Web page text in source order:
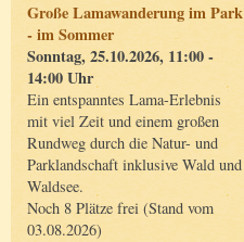
Große Lamawanderung im Park
- im Sommer
Sonntag, 25.10.2026, 11:00 -
14:00 Uhr
Ein entspanntes Lama-Erlebnis
mit viel Zeit und einem großen
Rundweg durch die Natur- und
Parklandschaft inklusive Wald und
Waldsee.
Noch 8 Plätze frei (Stand vom
03.08.2026)